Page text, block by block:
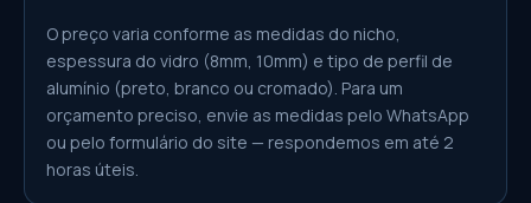
O preço varia conforme as medidas do nicho,
espessura do vidro (8mm, 10mm) e tipo de perfil de
alumínio (preto, branco ou cromado). Para um
orçamento preciso, envie as medidas pelo WhatsApp
ou pelo formulário do site — respondemos em até 2
horas úteis.